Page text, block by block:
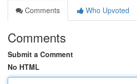
Comments
Who Upvoted
Comments
Submit a Comment
No HTML